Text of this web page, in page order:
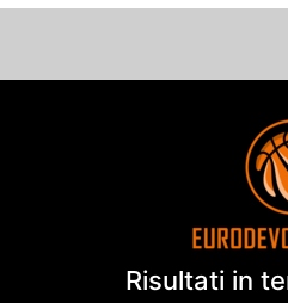
Risultati in